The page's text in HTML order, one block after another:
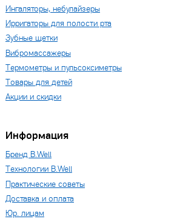
Ингаляторы, небулайзеры
Ирригаторы для полости рта
Зубные щетки
Вибромассажеры
Термометры и пульсоксиметры
Товары для детей
Акции и скидки
Информация
Бренд B.Well
Технологии B.Well
Практические советы
Доставка и оплата
Юр. лицам